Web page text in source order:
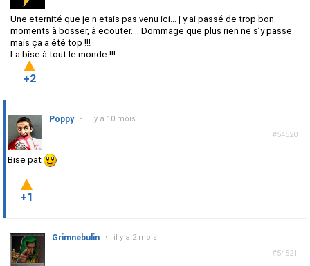
Une eternité que je n etais pas venu ici… j y ai passé de trop bon
moments à bosser, à ecouter…. Dommage que plus rien ne s’y passe
mais ça a été top !!!
La bise à tout le monde !!!
+2
#54520
Poppy • il y a 10 mois
Bise pat
+1
#54521
Grimnebulin • il y a 2 mois